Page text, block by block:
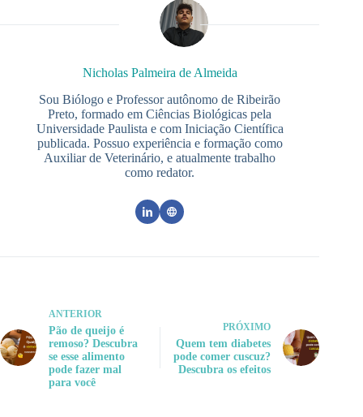
Nicholas Palmeira de Almeida
Sou Biólogo e Professor autônomo de Ribeirão
Preto, formado em Ciências Biológicas pela
Universidade Paulista e com Iniciação Científica
publicada. Possuo experiência e formação como
Auxiliar de Veterinário, e atualmente trabalho
como redator.
ANTERIOR
Pão de queijo é
remoso? Descubra
se esse alimento
pode fazer mal
para você
PRÓXIMO
Quem tem diabetes
pode comer cuscuz?
Descubra os efeitos